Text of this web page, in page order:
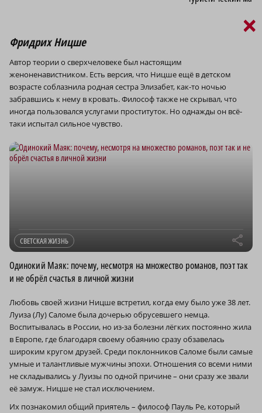
Фридрих Ницше
Автор теории о сверхчеловеке был настоящим
женоненавистником. Есть версия, что Ницше ещё в детском
возрасте соблазнила родная сестра Элизабет, как-то ночью
забравшись к нему в кровать. Философ также не скрывал, что
иногда пользовался услугами проституток. Но однажды он всё-
таки испытал сильное чувство.
СВЕТСКАЯ ЖИЗНЬ r
Одинокий Маяк: почему, несмотря на множество романов, поэт так
и не обрёл счастья в личной жизни
Любовь своей жизни Ницше встретил, когда ему было уже 38 лет.
Луиза (Лу) Саломе была дочерью обрусевшего немца.
Воспитывалась в России, но из-за болезни лёгких постоянно жила
в Европе, где благодаря своему обаянию сразу обзавелась
широким кругом друзей. Среди поклонников Саломе были самые
умные и талантливые мужчины эпохи. Отношения со всеми ними
не складывались у Луизы по одной причине – они сразу же звали
её замуж. Ницше не стал исключением.
Их познакомил общий приятель – философ Пауль Ре, который
×